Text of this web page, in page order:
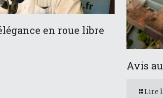
en roue libre
Avis
Lire